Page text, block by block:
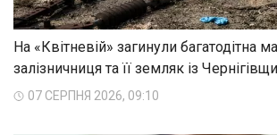
На «Квітневій» загинули багатодітна
залізничниця та її земляк із
07 СЕРПНЯ 2026, 09:10